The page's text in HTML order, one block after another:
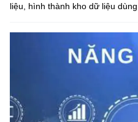
liệu, hình thành kho dữ liệu